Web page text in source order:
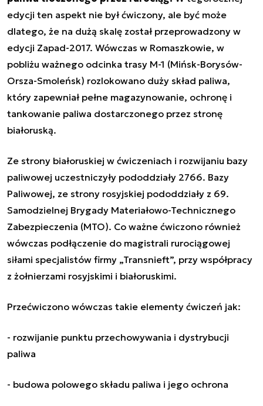
edycji ten aspekt nie był ćwiczony, ale być może
dlatego, że na dużą skalę został przeprowadzony w
edycji Zapad-2017. Wówczas w Romaszkowie, w
pobliżu ważnego odcinka trasy M-1 (Mińsk-Borysów-
Orsza-Smoleńsk) rozlokowano duży skład paliwa,
który zapewniał pełne magazynowanie, ochronę i
tankowanie paliwa dostarczonego przez stronę
białoruską.
Ze strony białoruskiej w ćwiczeniach i rozwijaniu bazy
paliwowej uczestniczyły pododdziały 2766. Bazy
Paliwowej, ze strony rosyjskiej pododdziały z 69.
Samodzielnej Brygady Materiałowo-Technicznego
Zabezpieczenia (MTO). Co ważne ćwiczono również
wówczas podłączenie do magistrali rurociągowej
siłami specjalistów firmy „Transnieft”, przy współpracy
z żołnierzami rosyjskimi i białoruskimi.
Przećwiczono wówczas takie elementy ćwiczeń jak:
- rozwijanie punktu przechowywania i dystrybucji
paliwa
- budowa polowego składu paliwa i jego ochrona